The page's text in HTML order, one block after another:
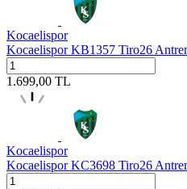
Kocaelispor
Kocaelispor KB1357 Tiro26
1.699,00 TL
Kocaelispor
Kocaelispor KC3698 Tiro26